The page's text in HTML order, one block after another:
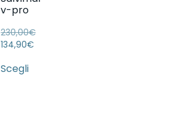
v-pro
230,00€
134,90€
Scegli